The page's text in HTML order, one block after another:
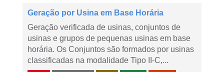
Geração por Usina em Base Horária
Geração verificada de usinas, conjuntos de
usinas e grupos de pequenas usinas em base
horária. Os Conjuntos são formados por usinas
classificadas na modalidade Tipo II-C,...